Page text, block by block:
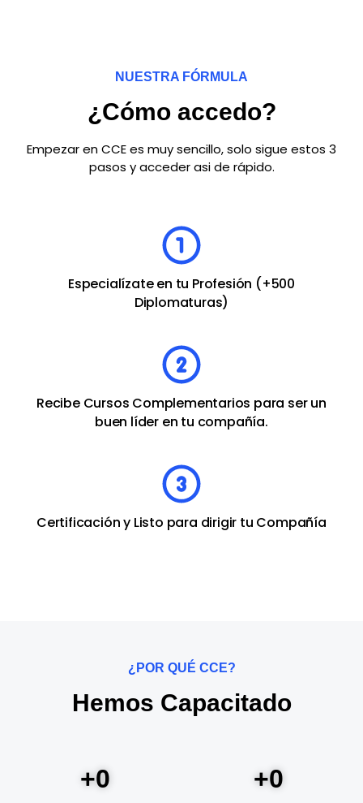
NUESTRA FÓRMULA
¿Cómo accedo?
Empezar en CCE es muy sencillo, solo sigue estos 3
pasos y acceder asi de rápido.
Especialízate en tu Profesión (+500
Diplomaturas)
Recibe Cursos Complementarios para ser un
buen líder en tu compañía.
Certificación y Listo para dirigir tu Compañía
¿POR QUÉ CCE?
Hemos Capacitado
+0 +0